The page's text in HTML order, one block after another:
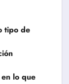
tipo de
lo que